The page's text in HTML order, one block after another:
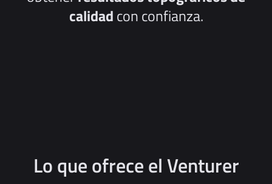
calidadcon confianza.
Lo que ofrece el Venturer